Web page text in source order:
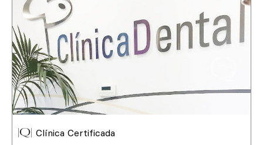
Clínica Certificada